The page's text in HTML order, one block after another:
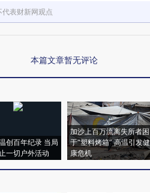
表财新网观点
本篇文章暂无评论
创百年纪录 当局
一切户外活动
加沙上百万流离失所者困
于“塑料烤箱” 高温引发健
康危机